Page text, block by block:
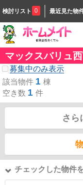
検討リスト 0 最近見た物
マックスバリュ
募集中のみ表示
該当物件 1 棟
空き数 1 件
さら
チェックした物件